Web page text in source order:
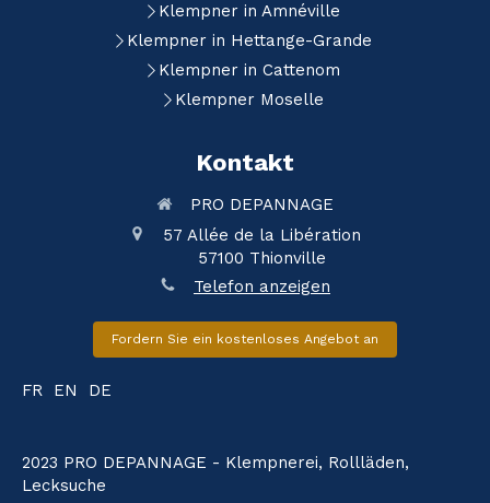
Klempner in Amnéville
Klempner in Hettange-Grande
Klempner in Cattenom
Klempner Moselle
Kontakt
PRO DEPANNAGE
57 Allée de la Libération
57100 Thionville
Telefon anzeigen
Fordern Sie ein kostenloses Angebot an
FR EN DE
2023 PRO DEPANNAGE - Klempnerei, Rollläden,
Lecksuche